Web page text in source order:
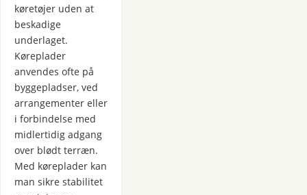
køretøjer uden at
beskadige
underlaget.
Køreplader
anvendes ofte på
byggepladser, ved
arrangementer eller
i forbindelse med
midlertidig adgang
over blødt terræn.
Med køreplader kan
man sikre stabilitet